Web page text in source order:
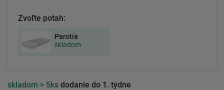
Zvoľte potah:
Parotia
skladom
skladom > 5ks dodanie do 1. týdne